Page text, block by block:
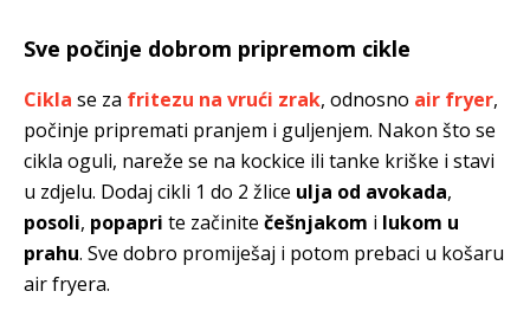
Sve počinje dobrom pripremom cikle
Cikla se za fritezu na vrući zrak, odnosno air fryer,
počinje pripremati pranjem i guljenjem. Nakon što se
cikla oguli, nareže se na kockice ili tanke kriške i stavi
u zdjelu. Dodaj cikli 1 do 2 žlice ulja od avokada,
posoli, popapri te začinite češnjakom i lukom u
prahu. Sve dobro promiješaj i potom prebaci u košaru
air fryera.